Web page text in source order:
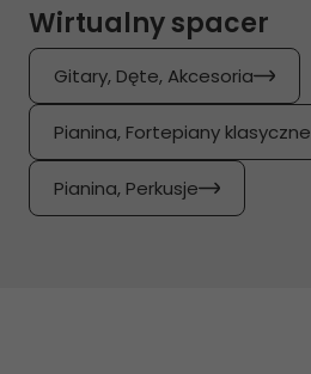
Wirtualny spacer
Gitary, Dęte, Akcesoria
Pianina, Fortepiany klasyczne
Pianina, Perkusje